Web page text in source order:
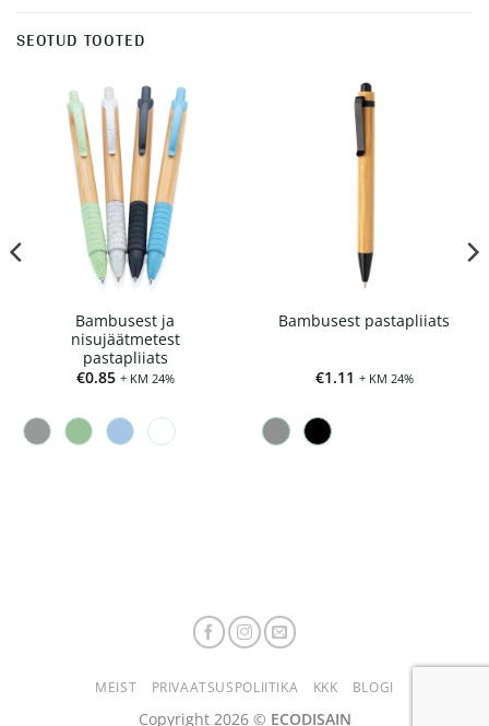
SEOTUD TOOTED
Bambusest ja
nisujäätmetest
pastapliiats
€0.85 + KM 24%
Bambusest pastapliiats
€1.11 + KM 24%
MEIST PRIVAATSUSPOLIITIKA KKK BLOGI
Copyright 2026 © ECODISAIN